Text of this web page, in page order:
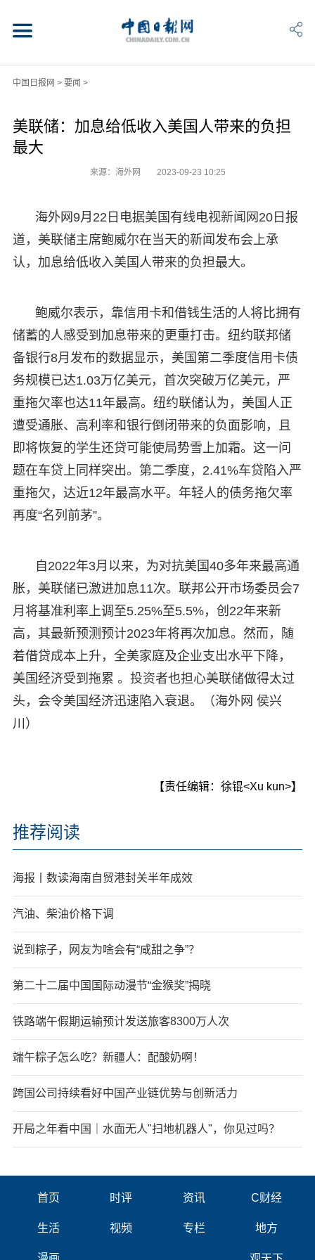
中国日报网 > 要闻 >
美联储：加息给低收入美国人带来的负担
最大
来源：海外网 2023-09-23 10:25
海外网9月22日电据美国有线电视新闻 网20日报
道，美联储主席鲍威尔在当天的新闻发布会上承
认，加息给低收入美国人带来的负担最大。
鲍威尔表示，靠信用卡和借钱生活的人将比拥有
储蓄的人感受到加息带来的更重打击。纽约联邦储
备银行8月发布的数据显示，美国第二季度信用卡债
务规模已达1.03万亿美元，首次突破万亿美元，严
重拖欠率也达11年最高。纽约联储认为，美国人正
遭受通胀、高利率和银行倒闭带来的负面影响，且
即将恢复的学生还贷可能使局势雪上加霜。这一问
题在车贷上同样突出。第二季度，2.41%车贷陷入严
重拖欠，达近12年最高水平。年轻人的债务拖欠率
再度“名列前茅”。
自2022年3月以来，为对抗美国40多年来最高通
胀，美联储已激进加息11次。联邦公开市场委员会7
月将基准利率上调至5.25%至5.5%，创22年来新
高，其最新预测预计2023年将再次加息。然而，随
着借贷成本上升，全美家庭及企业支出水平下降，
美国经济受到拖累 。 投资者也担心美联储做得太过
头，会令美国经济迅速陷入衰退。（海外网 侯兴
川）
【责任编辑：徐锟<Xu kun>】
推荐阅读
海报丨数读海南自贸港封关半年成效
汽油、柴油价格下调
说到粽子，网友为啥会有“咸甜之争”？
第二十二届中国国际动漫节“金猴奖”揭晓
铁路端午假期运输预计发送旅客8300万人次
端午粽子怎么吃？新疆人：配酸奶啊！
跨国公司持续看好中国产业链优势与创新活力
开局之年看中国｜水面无人"扫地机器人"，你见过吗？
首页 时评 资讯 C财经
生活 视频 专栏 地方